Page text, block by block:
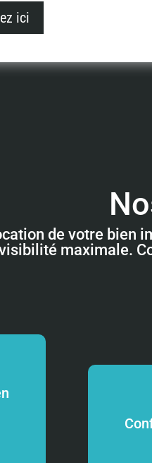
ici
de votre bien
maximale.